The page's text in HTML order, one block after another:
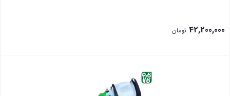
42,200,000 تومان